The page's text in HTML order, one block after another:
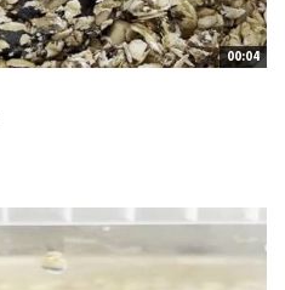
00:04